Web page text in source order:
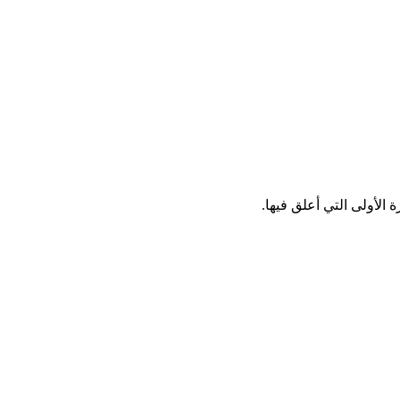
الأولى التي أعلق فيها.